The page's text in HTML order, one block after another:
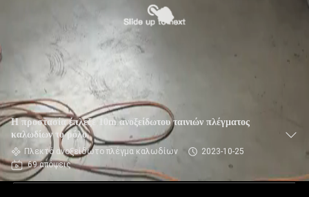
Η προστασία έπλεξε 10m ανοξείδωτου ταινιών πλέγματος
καλωδίων το ρόλο
Πλεκτό ανοξείδωτο πλέγμα καλωδίων
2023-10-25
69 απόψεις